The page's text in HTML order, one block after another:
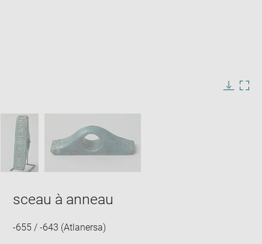
SKIP IMAGE CAROUSEL
sceau à anneau
-655 / -643 (Atlanersa)